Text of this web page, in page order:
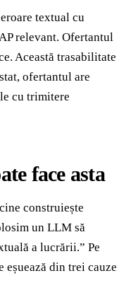
textual cu
relevant. Ofertantul
Această trasabilitate
ofertantul are
cu trimitere
face asta
construiește
un LLM să
a lucrării.” Pe
eșuează din trei cauze